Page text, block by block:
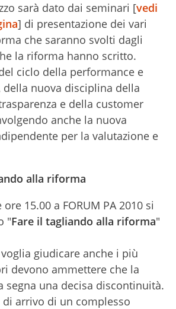
sarà dato dai seminari [vedi
] di presentazione dei vari
che saranno svolti dagli
la riforma hanno scritto.
ciclo della performance e
nuova disciplina della
e della customer
anche la nuova
per la valutazione e
alla riforma
15.00 a FORUM PA 2010 si
"Fare il tagliando alla riforma"
giudicare anche i più
devono ammettere che la
segna una decisa discontinuità.
arrivo di un complesso